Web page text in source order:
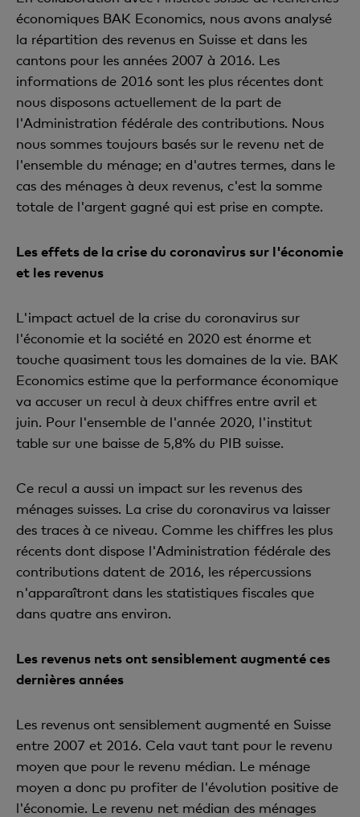
économiques BAK Economics, nous avons analysé
la répartition des revenus en Suisse et dans les
cantons pour les années 2007 à 2016. Les
informations de 2016 sont les plus récentes dont
nous disposons actuellement de la part de
l'Administration fédérale des contributions. Nous
nous sommes toujours basés sur le revenu net de
l'ensemble du ménage; en d'autres termes, dans le
cas des ménages à deux revenus, c'est la somme
totale de l'argent gagné qui est prise en compte.
Les effets de la crise du coronavirus sur l'économie
et les revenus
L'impact actuel de la crise du coronavirus sur
l'économie et la société en 2020 est énorme et
touche quasiment tous les domaines de la vie. BAK
Economics estime que la performance économique
va accuser un recul à deux chiffres entre avril et
juin. Pour l'ensemble de l'année 2020, l'institut
table sur une baisse de 5,8% du PIB suisse.
Ce recul a aussi un impact sur les revenus des
ménages suisses. La crise du coronavirus va laisser
des traces à ce niveau. Comme les chiffres les plus
récents dont dispose l'Administration fédérale des
contributions datent de 2016, les répercussions
n'apparaîtront dans les statistiques fiscales que
dans quatre ans environ.
Les revenus nets ont sensiblement augmenté ces
dernières années
Les revenus ont sensiblement augmenté en Suisse
entre 2007 et 2016. Cela vaut tant pour le revenu
moyen que pour le revenu médian. Le ménage
moyen a donc pu profiter de l'évolution positive de
l'économie. Le revenu net médian des ménages